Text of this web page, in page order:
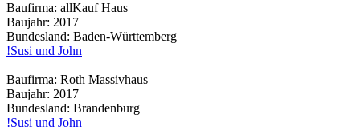
Baufirma: allKauf Haus
Baujahr: 2017
Bundesland: Baden-Württemberg
!Susi und John
Baufirma: Roth Massivhaus
Baujahr: 2017
Bundesland: Brandenburg
!Susi und John